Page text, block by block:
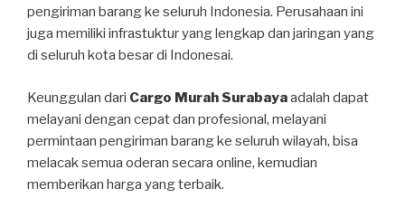
pengiriman barang ke seluruh Indonesia. Perusahaan ini
juga memiliki infrastuktur yang lengkap dan jaringan yang
di seluruh kota besar di Indonesai.
Keunggulan dari Cargo Murah Surabayaadalah dapat
melayani dengan cepat dan profesional, melayani
permintaan pengiriman barang ke seluruh wilayah, bisa
melacak semua oderan secara online, kemudian
memberikan harga yang terbaik.